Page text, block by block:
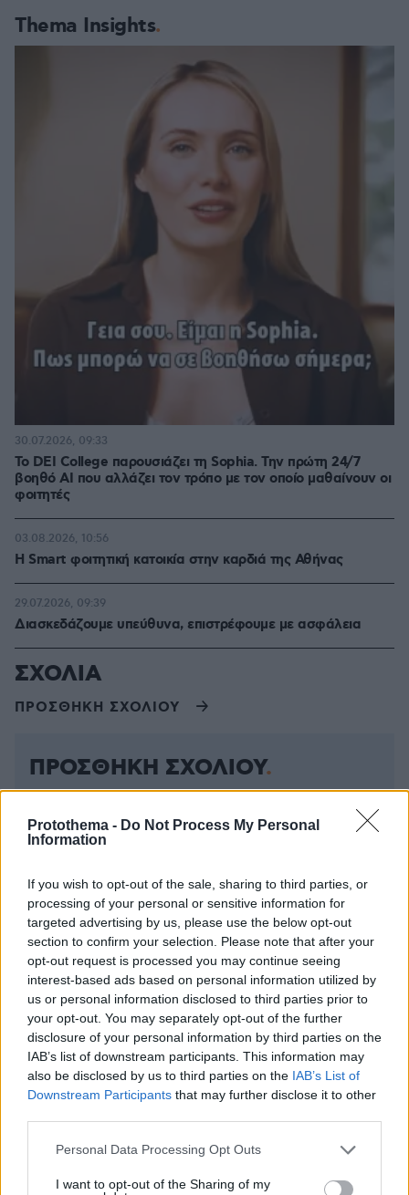
Protothema - Do Not Process My Personal
Information
If you wish to opt-out of the sale, sharing to third parties, or
processing of your personal or sensitive information for
targeted advertising by us, please use the below opt-out
section to confirm your selection. Please note that after your
opt-out request is processed you may continue seeing
interest-based ads based on personal information utilized by
us or personal information disclosed to third parties prior to
your opt-out. You may separately opt-out of the further
disclosure of your personal information by third parties on the
IAB’s list of downstream participants. This information may
also be disclosed by us to third parties on the IAB’s List of
Downstream Participants that may further disclose it to other
Please note that this website/app uses one or more Google
not limited to your visit or usage behaviour. You may click to
Personal Data Processing Opt Outs
I want to opt-out of the Sharing of my
Thema Insights
Το DEI College παρουσιάζει τη Sophia. Την πρώτη 24/7
βοηθό AI που αλλάζει τον τρόπο με τον οποίο μαθαίνουν οι
φοιτητές
30.07.2026, 09:33
Η Smart φοιτητική κατοικία στην καρδιά της Αθήνας
03.08.2026, 10:56
Διασκεδάζουμε υπεύθυνα, επιστρέφουμε με ασφάλεια
29.07.2026, 09:39
ΣΧΟΛΙΑ
ΠΡΟΣΘΗΚΗ ΣΧΟΛΙΟΥ
ΠΡΟΣΘΗΚΗ ΣΧΟΛΙΟΥ
EMAIL
ΣΧΌΛΙΟ *
Απομένουν 2500χαρακτήρες